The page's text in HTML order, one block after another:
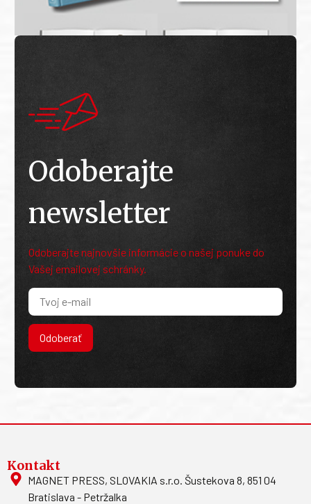
Odoberajte
newsletter
Odoberajte najnovšie informácie o našej ponuke do
Vašej emailovej schránky.
Odoberať
Kontakt
MAGNET PRESS, SLOVAKIA s.r.o. Šustekova 8, 851 04
Bratislava - Petržalka